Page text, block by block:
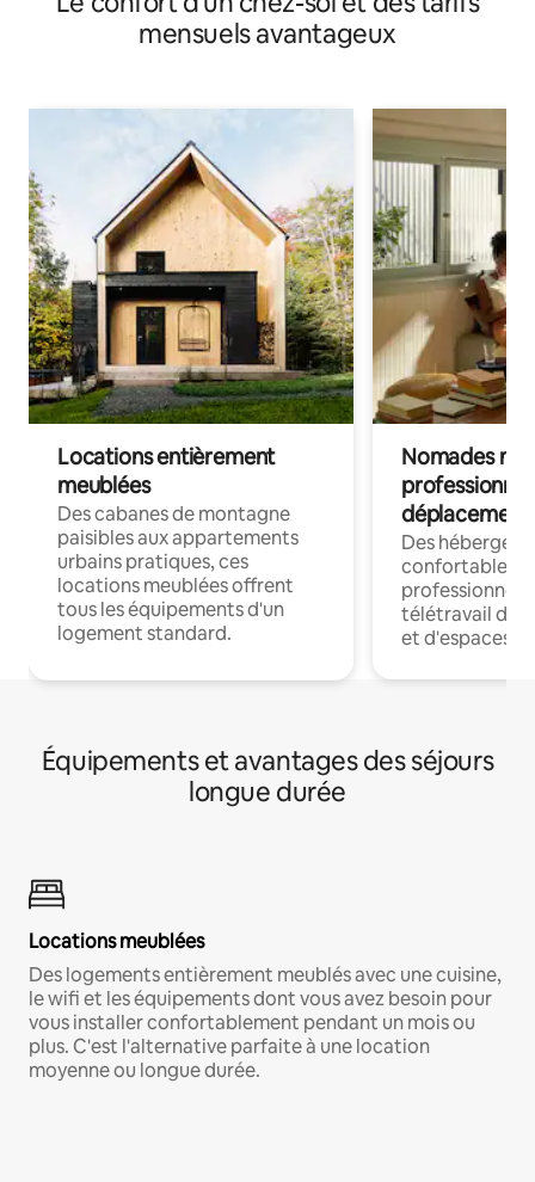
mensuels avantageux
Locations entièrement
meublées
Des cabanes de montagne
paisibles aux appartements
urbains pratiques, ces
locations meublées offrent
tous les équipements d'un
logement standard.
Nomades
déplacement
Des
confortables
professionnels
télétravail
et d'espaces
Équipements et avantages des séjours
longue durée
Locations meublées
Des logements entièrement meublés avec une cuisine,
le wifi et les équipements dont vous avez besoin pour
vous installer confortablement pendant un mois ou
plus. C'est l'alternative parfaite à une location
moyenne ou longue durée.